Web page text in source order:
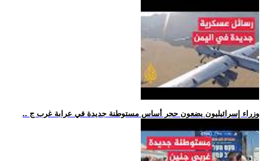
.. وزراء إسرائيليون يضعون حجر أساس مستوطنة جديدة في عرابة غرب ج